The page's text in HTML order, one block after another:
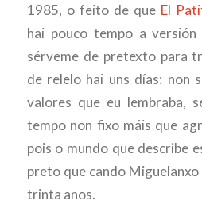
1985, o feito de que El
hai pouco tempo a versión
sérveme de pretexto para
de relelo hai uns días: non
valores que eu lembraba,
tempo non fixo máis que
pois o mundo que describe
preto que cando
trinta anos.